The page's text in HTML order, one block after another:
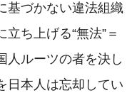
基づかない違法組織
立ち上げる“無法”＝
人ルーツの者を決し
日本人は忘却してい